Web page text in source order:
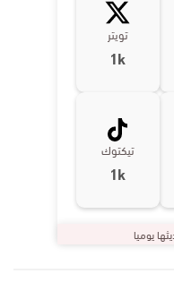
تويتر
1k
تيكتوك
1k
يوميا